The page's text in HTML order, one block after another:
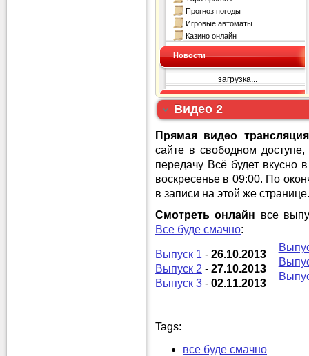
Видео 2
Прямая видео трансляция
сайте в свободном
передачу Всё будет
воскресенье в 09:00. По
в записи на этой же странице.
Смотреть онлайн все
Все буде смачно:
Выпуск 1 - 26.10.2013
Выпуск 2 - 27.10.2013
Выпуск 3 - 02.11.2013
Tags:
все буде смачно